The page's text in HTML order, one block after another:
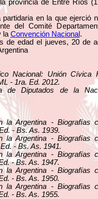
provincia de Entre Ríos
partidaria en la que ejerció
del Comité
la Convención Nacional .
de edad el jueves, 20 de
Nacional: Unión Cívica
- 1ra. Ed. 2012.
de Diputados de la
la Argentina - Biografías
- Bs. As. 1939.
la Argentina - Biografías
- Bs. As. 1941.
la Argentina - Biografías
- Bs. As. 1947.
la Argentina - Biografías
- Bs. As. 1950.
la Argentina - Biografías
- Bs. As. 1955.